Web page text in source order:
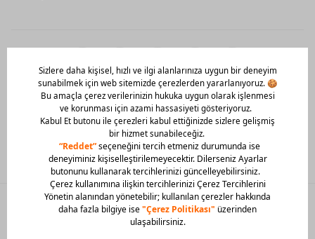
Mobil Uygulamamızı Hemen İndir!